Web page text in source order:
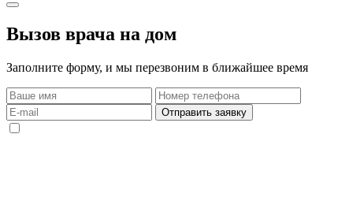
Вызов врача на дом
Заполните форму, и мы перезвоним в ближайшее время